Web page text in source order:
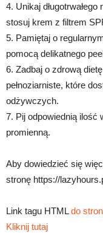
4. Unikaj
stosuj krem z filtrem
5. Pamiętaj o
pomocą delikatnego
6. Zadbaj o zdrową
pełnoziarniste, które
odżywczych.
7. Pij odpowiednią ilość
promienną.
Aby dowiedzieć się
stronę https://
Link tagu HTMLdo
Kliknij tutaj